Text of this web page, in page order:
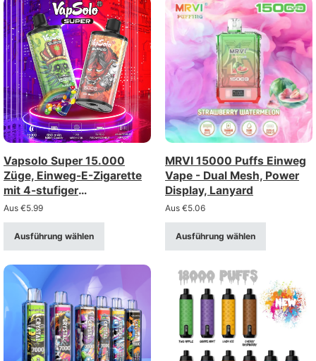
Vapsolo Super 15.000
Züge, Einweg-E-Zigarette
mit 4-stufiger
Luftstromregelung –
aufladbar über Typ-C
(Stärke 2%/5%)
Aus €5.99
Ausführung wählen
MRVI 15000 Puffs Einweg
Vape - Dual Mesh, Power
Display, Lanyard
Aus €5.06
Ausführung wählen